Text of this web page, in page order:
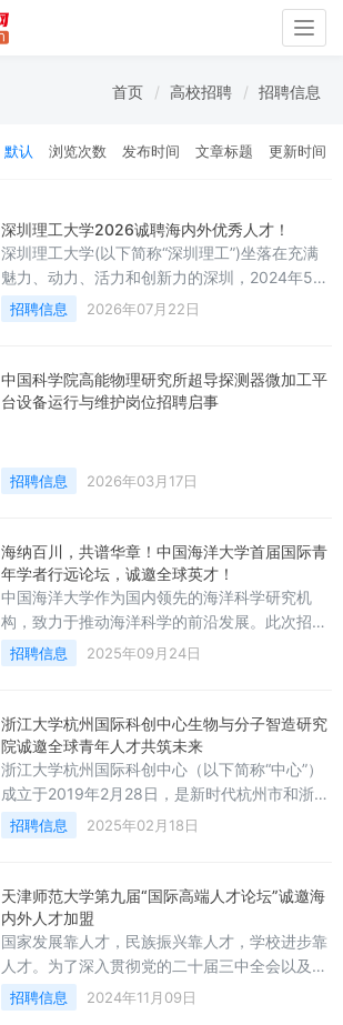
首页 高校招聘 招聘信息
默认 浏览次数 发布时间 文章标题 更新时间
深圳理工大学2026诚聘海内外优秀人才！
深圳理工大学(以下简称“深圳理工”)坐落在充满
魅力、动力、活力和创新力的深圳，2024年5月
30日由教育部批复设立，以中国科学院深圳先进
技术研究院优质丰厚的科教产教资源为基
流新型研究型大学。
招聘信息 2026年07月22日
中国科学院高能物理研究所超导探测器微加工平
台设备运行与维护岗位招聘启事
招聘信息 2026年03月17日
海纳百川，共谱华章！中国海洋大学首届国际青
年学者行远论坛，诚邀全球英才！
中国海洋大学作为国内领先的海洋科学研究机
构，致力于推动海洋科学的前沿发展。此次招聘
的岗位涵盖多个学科，面向全球优秀博士后和青
年学者，尤其欢迎在海洋生物、海洋工程、海洋
招聘信息 2025年09月24日
浙江大学杭州国际科创中心生物与分子智造研究
院诚邀全球青年人才共筑未来
浙江大学杭州国际科创中心（以下简称“中心”）
成立于2019年2月28日，是新时代杭州市和浙江
大学全面深化市校合作共建的重大创新平台
招聘信息 2025年02月18日
天津师范大学第九届“国际高端人才论坛”诚邀海
内外人才加盟
国家发展靠人才，民族振兴靠人才，学校进步靠
人才。为了深入贯彻党的二十届三中全会以及全
国教育大会精神，以“教育、科技、人才”三位一
体发展观为指导，强化“人才强校”战略地位，落
招聘信息 2024年11月09日